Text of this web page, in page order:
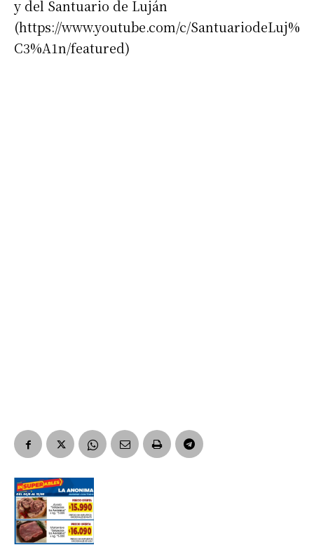
Suscribirme gratis
y del Santuario de Luján
(https://www.youtube.com/c/SantuariodeLuj%
C3%A1n/featured)